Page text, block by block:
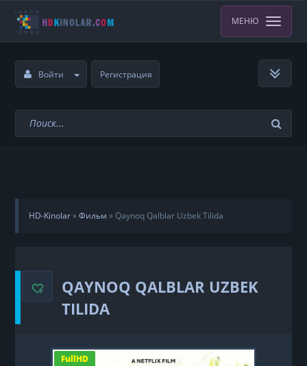
МЕНЮ
Войти Регистрация
HD-Kinolar»Фильм »Qaynoq Qalblar Uzbek Tilida
QAYNOQ QALBLAR UZBEK
TILIDA
FullHD